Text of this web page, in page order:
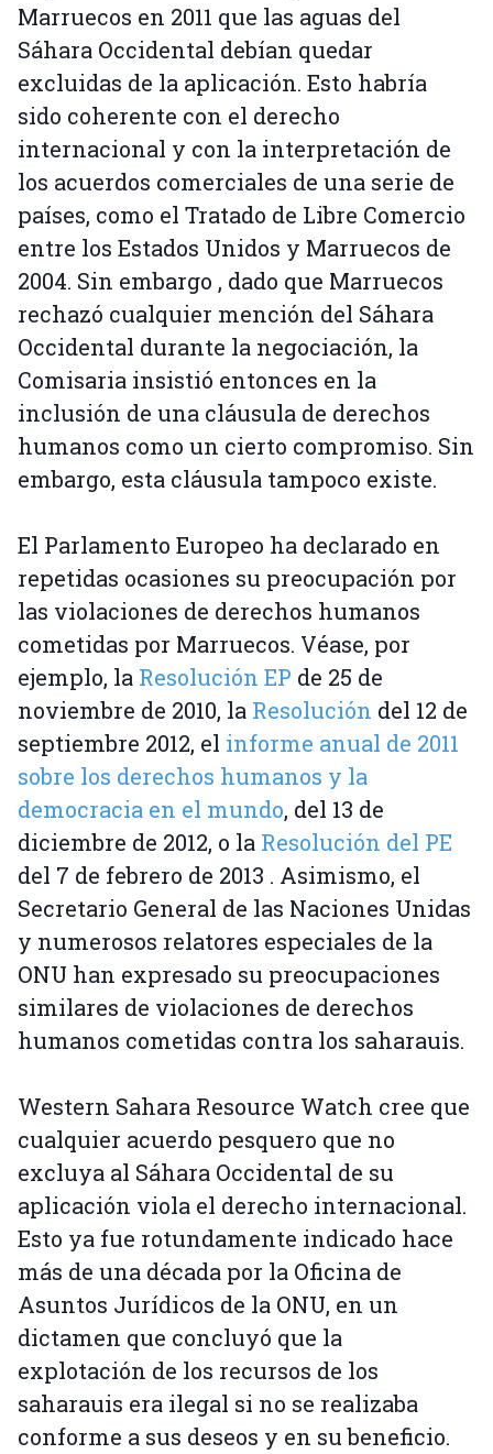
Marruecos en 2011 que las aguas del
Sáhara Occidental debían quedar
excluidas de la aplicación. Esto habría
sido coherente con el derecho
internacional y con la interpretación de
los acuerdos comerciales de una serie de
países, como el Tratado de Libre Comercio
entre los Estados Unidos y Marruecos de
2004. Sin embargo , dado que Marruecos
rechazó cualquier mención del Sáhara
Occidental durante la negociación, la
Comisaria insistió entonces en la
inclusión de una cláusula de derechos
humanos como un cierto compromiso. Sin
embargo, esta cláusula tampoco existe.
El Parlamento Europeo ha declarado en
repetidas ocasiones su preocupación por
las violaciones de derechos humanos
cometidas por Marruecos. Véase, por
ejemplo, la Resolución EP de 25 de
noviembre de 2010, la Resolución del 12 de
septiembre 2012, el informe anual de 2011
sobre los derechos humanos y la
democracia en el mundo, del 13 de
diciembre de 2012, o la Resolución del PE
del 7 de febrero de 2013 . Asimismo, el
Secretario General de las Naciones Unidas
y numerosos relatores especiales de la
ONU han expresado su preocupaciones
similares de violaciones de derechos
humanos cometidas contra los saharauis.
Western Sahara Resource Watch cree que
cualquier acuerdo pesquero que no
excluya al Sáhara Occidental de su
aplicación viola el derecho internacional.
Esto ya fue rotundamente indicado hace
más de una década por la Oficina de
Asuntos Jurídicos de la ONU, en un
dictamen que concluyó que la
explotación de los recursos de los
saharauis era ilegal si no se realizaba
conforme a sus deseos y en su beneficio.